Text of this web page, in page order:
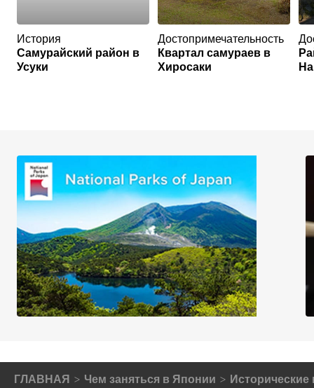
История
Самурайский район в
Усуки
Достопримечательность
Квартал самураев в
Хиросаки
ГЛАВНАЯ Чем заняться в Японии